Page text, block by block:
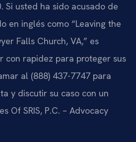
Si usted ha sido acusado de
en inglés como “Leaving the
Falls Church, VA,” es
con rapidez para proteger sus
al (888) 437-7747 para
y discutir su caso con un
Of SRIS, P.C. – Advocacy